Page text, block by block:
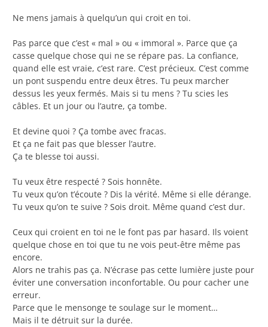
Ne mens jamais à quelqu’un qui croit en toi.
Pas parce que c’est « mal » ou « immoral ». Parce que ça
casse quelque chose qui ne se répare pas. La confiance,
quand elle est vraie, c’est rare. C’est précieux. C’est comme
un pont suspendu entre deux êtres. Tu peux marcher
dessus les yeux fermés. Mais si tu mens ? Tu scies les
câbles. Et un jour ou l’autre, ça tombe.
Et devine quoi ? Ça tombe avec fracas.
Et ça ne fait pas que blesser l’autre.
Ça te blesse toi aussi.
Tu veux être respecté ? Sois honnête.
Tu veux qu’on t’écoute ? Dis la vérité. Même si elle dérange.
Tu veux qu’on te suive ? Sois droit. Même quand c’est dur.
Ceux qui croient en toi ne le font pas par hasard. Ils voient
quelque chose en toi que tu ne vois peut-être même pas
encore.
Alors ne trahis pas ça. N’écrase pas cette lumière juste pour
éviter une conversation inconfortable. Ou pour cacher une
erreur.
Parce que le mensonge te soulage sur le moment…
Mais il te détruit sur la durée.